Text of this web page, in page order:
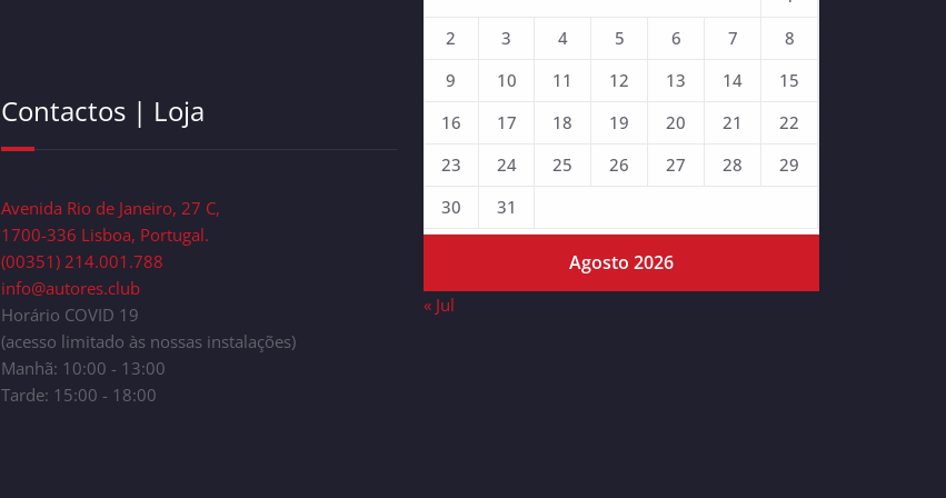
Contactos | Loja
Avenida Rio de Janeiro, 27 C,
1700-336 Lisboa, Portugal.
(00351) 214.001.788
info@autores.club
Horário COVID 19
(acesso limitado às nossas instalações)
Manhã: 10:00 - 13:00
Tarde: 15:00 - 18:00
Agosto 2026
2
3 4 5 6 7
8
9
10 11 12 13 14
15
16
17 18 19 20 21
22
23
24 25 26 27 28
29
30
31
« Jul